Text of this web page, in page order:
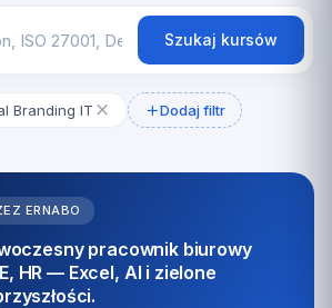
Szukaj kursów
Branding IT Dodaj filtr
ERNABO
pracownik biurowy
HR — Excel, AI i zielone